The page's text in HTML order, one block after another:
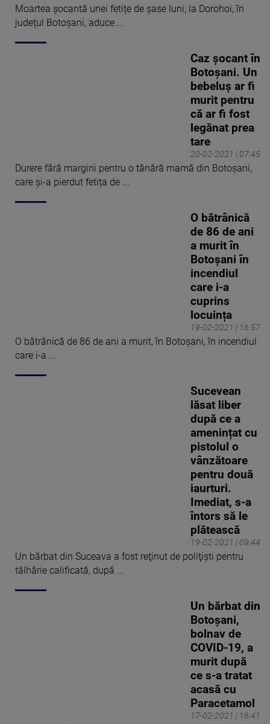
Moartea șocantă unei fetițe de șase luni, la Dorohoi, în
județul Botoșani, aduce ...
20-02-2021 | 07:45
Caz șocant în
Botoșani. Un
bebeluș ar fi
murit pentru
că ar fi fost
legănat prea
tare
Durere fără margini pentru o tânără mamă din Botoșani,
care și-a pierdut fetița de ...
19-02-2021 | 16:57
O bătrânică
de 86 de ani
a murit în
Botoșani în
incendiul
care i-a
cuprins
locuința
O bătrânică de 86 de ani a murit, în Botoșani, în incendiul
care i-a ...
19-02-2021 | 09:44
Sucevean
lăsat liber
după ce a
amenințat cu
pistolul o
vânzătoare
pentru două
iaurturi.
Imediat, s-a
întors să le
plătească
Un bărbat din Suceava a fost reţinut de poliţişti pentru
tâlhărie calificată, după ...
17-02-2021 | 16:41
Un bărbat din
Botoșani,
bolnav de
COVID-19, a
murit după
ce s-a tratat
acasă cu
Paracetamol